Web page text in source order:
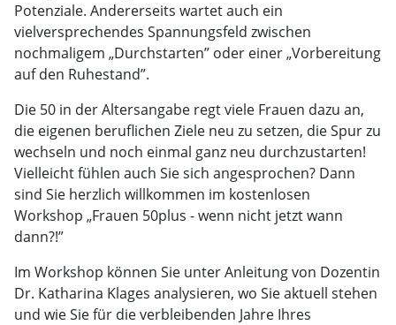
Potenziale. Andererseits wartet auch ein
vielversprechendes Spannungsfeld zwischen
nochmaligem „Durchstarten” oder einer „Vorbereitung
auf den Ruhestand”.
Die 50 in der Altersangabe regt viele Frauen dazu an,
die eigenen beruflichen Ziele neu zu setzen, die Spur zu
wechseln und noch einmal ganz neu durchzustarten!
Vielleicht fühlen auch Sie sich angesprochen? Dann
sind Sie herzlich willkommen im kostenlosen
Workshop „Frauen 50plus - wenn nicht jetzt wann
dann?!”
Im Workshop können Sie unter Anleitung von Dozentin
Dr. Katharina Klages analysieren, wo Sie aktuell stehen
und wie Sie für die verbleibenden Jahre Ihres